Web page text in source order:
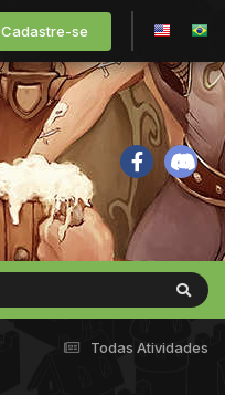
Cadastre-se
Todas Atividades